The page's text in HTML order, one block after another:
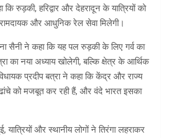
रुड़की, हरिद्वार और देहरादून के यात्रियों को
और आधुनिक रेल सेवा मिलेगी।
सैनी ने कहा कि यह पल रुड़की के लिए गर्व का
का नया अध्याय खोलेगी, बल्कि क्षेत्र के आर्थिक
प्रदीप बत्रा ने कहा कि केंद्र और राज्य
ढांचे को मजबूत कर रही हैं, और वंदे भारत इसका
यात्रियों और स्थानीय लोगों ने तिरंगा लहराकर